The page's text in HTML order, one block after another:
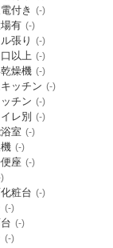
付き (-)
有 (-)
張り (-)
以上 (-)
燥機 (-)
ッチン (-)
チン (-)
レ別 (-)
室 (-)
(-)
座 (-)
粧台 (-)
(-)
(-)
(-)